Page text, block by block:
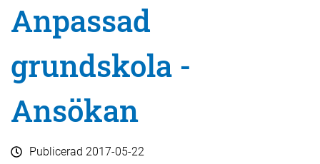
Anpassad
grundskola -
Ansökan
Publicerad 2017-05-22